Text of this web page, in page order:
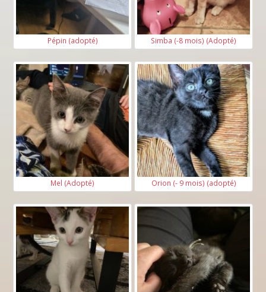
Pépin (adopté) Simba (-8 mois) (Adopté)
Mel (Adopté) Orion (- 9 mois) (adopté)